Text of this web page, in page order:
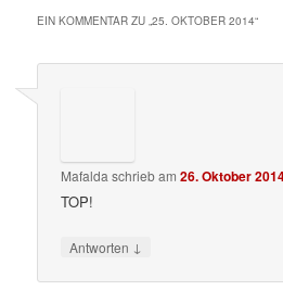
EIN KOMMENTAR ZU „25. OKTOBER 2014“
Mafalda schriebam26. Oktober
TOP!
Antworten ↓